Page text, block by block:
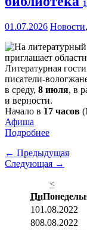
01.07.2026 Новости,
Литературная
писатели-
в среду, 8 июля, в
и верности.
Начало в 17 часов
Афиша
Подробнее
← Предыдущая
Следующая →
<
Пн
101.08.2022
808.08.2022